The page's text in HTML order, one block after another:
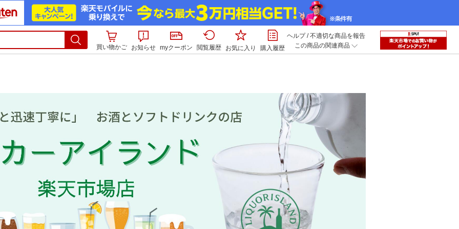
買い物かご お知らせ myクーポン 閲覧履歴 お気に入り 購入履歴
ヘルプ/不適切な商品を報告
この商品の関連商品